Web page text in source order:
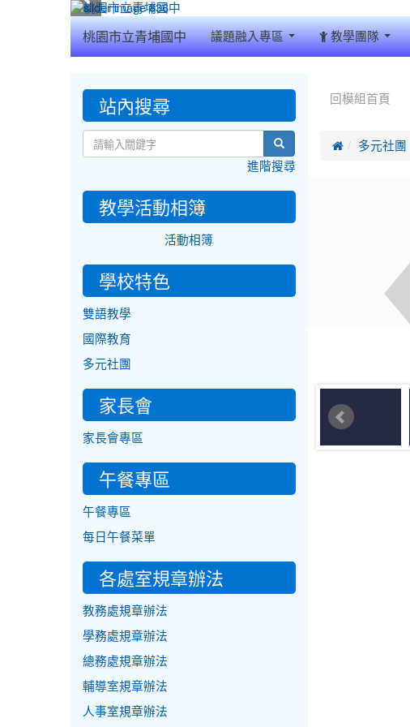
桃園市立青埔國中 議題融入專區 教學團隊
回模組首頁
 多元社團
::: 站內搜尋
search
進階搜尋
教學活動相簿
活動相簿
學校特色
雙語教學
國際教育
多元社團
家長會
家長會專區
午餐專區
午餐專區
每日午餐菜單
各處室規章辦法
教務處規章辦法
學務處規章辦法
總務處規章辦法
輔導室規章辦法
人事室規章辦法